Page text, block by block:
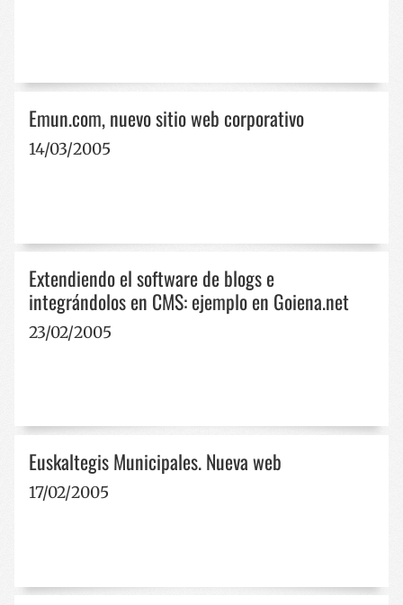
Emun.com, nuevo sitio web corporativo
14/03/2005
Extendiendo el software de blogs e
integrándolos en CMS: ejemplo en Goiena.net
23/02/2005
Euskaltegis Municipales. Nueva web
17/02/2005